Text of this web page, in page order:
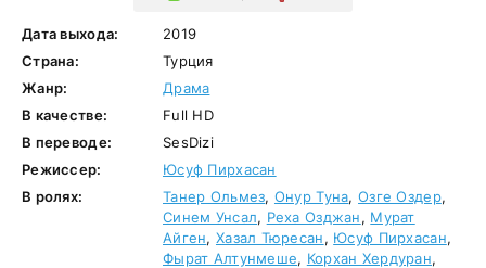
Дата выхода:
2019
Страна:
Турция
Жанр:
Драма
В качестве:
Full HD
В переводе:
SesDizi
Режиссер:
Юсуф Пирхасан
В ролях:
Танер Ольмез, Онур Туна,Озге Оздер,
Синем Унсал, Реха Озджан, Мурат
Айген, Хазал Тюресан, Юсуф Пирхасан,
Фырат Алтунмеше, Корхан Хердуран,